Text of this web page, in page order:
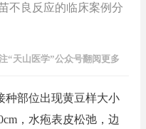
不良反应的临床案例分
“天山医学”公众号翻阅更多
种部位出现黄豆样大小
，水疱表皮松弛，边